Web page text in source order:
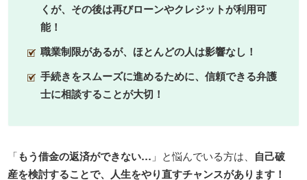
くが、その後は再びローンやクレジットが利用可
能！
職業制限があるが、ほとんどの人は影響なし！
手続きをスムーズに進めるために、信頼できる弁護
士に相談することが大切！
「もう借金の返済ができない… 」と悩んでいる方は、 自己破
産を検討することで、人生をやり直すチャンスがあります！